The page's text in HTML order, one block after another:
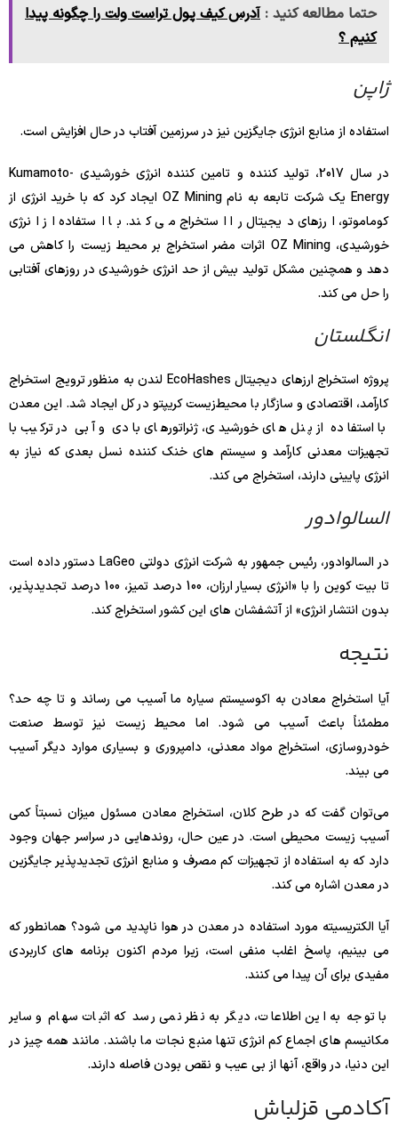
حتما مطالعه کنید : آدرس کیف پول تراست ولت را چگونه پیدا
کنیم ؟
ژاپن
استفاده از منابع انرژی جایگزین نیز در سرزمین آفتاب در حال افزایش است.
در سال 2017، تولید کننده و تامین کننده انرژی خورشیدی Kumamoto-
Energy یک شرکت تابعه به نام OZ Mining ایجاد کرد که با خرید انرژی از
کوماموتو، ارزهای دیجیتال را استخراج می کند. با استفاده از انرژی
خورشیدی، OZ Mining اثرات مضر استخراج بر محیط زیست را کاهش می
دهد و همچنین مشکل تولید بیش از حد انرژی خورشیدی در روزهای آفتابی
را حل می کند.
انگلستان
پروژه استخراج ارزهای دیجیتال EcoHashes لندن به منظور ترویج استخراج
کارآمد، اقتصادی و سازگار با محیط‌زیست کریپتو در کل ایجاد شد. این معدن
با استفاده از پنل های خورشیدی، ژنراتورهای بادی و آبی در ترکیب با
تجهیزات معدنی کارآمد و سیستم های خنک کننده نسل بعدی که نیاز به
انرژی پایینی دارند، استخراج می کند.
السالوادور
در السالوادور، رئیس جمهور به شرکت انرژی دولتی LaGeo دستور داده است
تا بیت کوین را با «انرژی بسیار ارزان، 100 درصد تمیز، 100 درصد تجدیدپذیر،
بدون انتشار انرژی» از آتشفشان های این کشور استخراج کند.
نتیجه
آیا استخراج معادن به اکوسیستم سیاره ما آسیب می رساند و تا چه حد؟
مطمئناً باعث آسیب می شود. اما محیط زیست نیز توسط صنعت
خودروسازی، استخراج مواد معدنی، دامپروری و بسیاری موارد دیگر آسیب
می بیند.
می‌توان گفت که در طرح کلان، استخراج معادن مسئول میزان نسبتاً کمی
آسیب زیست محیطی است. در عین حال، روندهایی در سراسر جهان وجود
دارد که به استفاده از تجهیزات کم مصرف و منابع انرژی تجدیدپذیر جایگزین
در معدن اشاره می کند.
آیا الکتریسیته مورد استفاده در معدن در هوا ناپدید می شود؟ همانطور که
می بینیم، پاسخ اغلب منفی است، زیرا مردم اکنون برنامه های کاربردی
مفیدی برای آن پیدا می کنند.
با توجه به این اطلاعات، دیگر به نظر نمی رسد که اثبات سهام و سایر
مکانیسم های اجماع کم انرژی تنها منبع نجات ما باشند. مانند همه چیز در
این دنیا، در واقع، آنها از بی عیب و نقص بودن فاصله دارند.
آکادمی قزلباش